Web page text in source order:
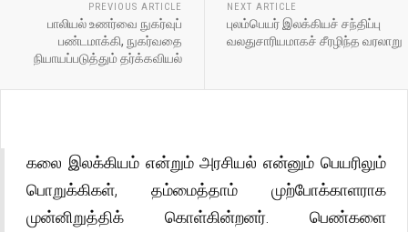
PREVIOUS ARTICLE
பாலியல் உணர்வை நுகர்வுப்
பண்டமாக்கி, நுகர்வதை
நியாயப்படுத்தும் தர்க்கவியல்
NEXT ARTICLE
புலம்பெயர் இலக்கியச் சந்திப்பு
வலதுசாரியமாகச் சீரழிந்த வரலாறு
கலை இலக்கியம் என்றும் அரசியல் என்னும் பெயரிலும்
பொறுக்கிகள், தம்மைத்தாம் முற்போக்காளராக
முன்னிறுத்திக் கொள்கின்றனர். பெண்களை